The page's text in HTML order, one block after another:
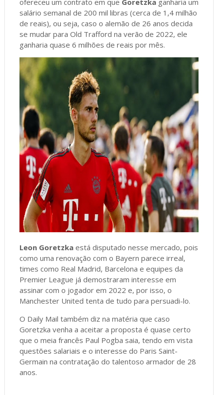
salário semanal de 200 mil libras (cerca de 1,4 milhão
de reais), ou seja, caso o alemão de 26 anos decida
se mudar para Old Trafford na verão de 2022, ele
ganharia quase 6 milhões de reais por mês.
Leon Goretzkaestá disputado nesse mercado, pois
como uma renovação com o Bayern parece irreal,
times como Real Madrid, Barcelona e equipes da
Premier League já demostraram interesse em
assinar com o jogador em 2022 e, por isso, o
Manchester United tenta de tudo para persuadi-lo.
O Daily Mail também diz na matéria que caso
Goretzka venha a aceitar a proposta é quase certo
que o meia francês Paul Pogba saia, tendo em vista
questões salariais e o interesse do Paris Saint-
Germain na contratação do talentoso armador de 28
anos.